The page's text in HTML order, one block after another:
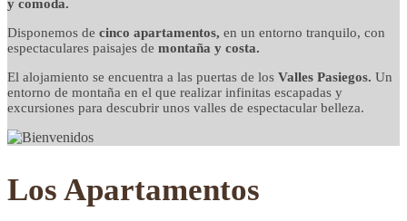
CONFORTABLE
y comoda.
Disponemos de cinco apartamentos, en un entorno tranquilo, con
espectaculares paisajes de montaña y costa.
El alojamiento se encuentra a las puertas de los Valles Pasiegos. Un
entorno de montaña en el que realizar infinitas escapadas y
excursiones para descubrir unos valles de espectacular belleza.
Los Apartamentos